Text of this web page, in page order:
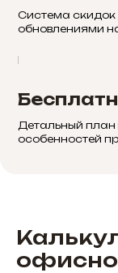
Система скидок
обновлениями
Детальный
особенностей